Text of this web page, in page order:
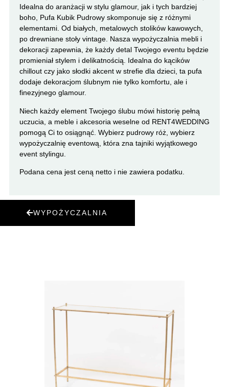
Idealna do aranżacji w stylu glamour, jak i tych bardziej
boho, Pufa Kubik Pudrowy skomponuje się z różnymi
elementami. Od białych, metalowych stolików kawowych,
po drewniane stoły vintage. Nasza wypożyczalnia mebli i
dekoracji zapewnia, że każdy detal Twojego eventu będzie
promieniał stylem i delikatnością. Idealna do kącików
chillout czy jako słodki akcent w strefie dla dzieci, ta pufa
dodaje dekoracjom ślubnym nie tylko komfortu, ale i
finezyjnego glamour.
Niech każdy element Twojego ślubu mówi historię pełną
uczucia, a meble i akcesoria weselne od RENT4WEDDING
pomogą Ci to osiągnąć. Wybierz pudrowy róż, wybierz
wypożyczalnię eventową, która zna tajniki wyjątkowego
event stylingu.
Podana cena jest ceną netto i nie zawiera podatku.
WYPOŻYCZALNIA